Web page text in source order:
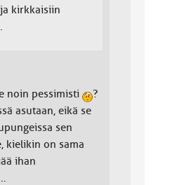
kirkkaisiin
noin pessimisti
?
asutaan, eikä se
sen
kielikin on sama
ihan